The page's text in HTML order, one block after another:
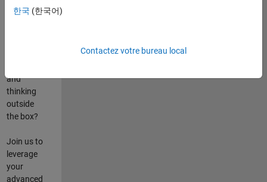
Do you
and
thinking
outside
the box?
Join us to
leverage
your
advanced
한국 (한국어)
Contactez votre bureau local